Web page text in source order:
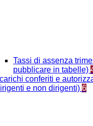
Tassi di assenza
pubblicare in tabelle)
conferiti e
e non dirigenti) 6